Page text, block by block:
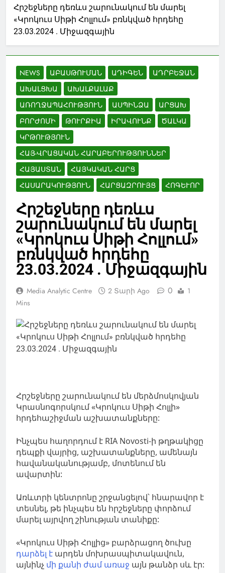
Հրշեջները դեռևս շարունակում են մարել
«Կրոկուս Սիթի Հոլլում» բռնկված հրդեհը
23.03.2024 . Միջազգային
NEWS ԱԲԱՍԹՈՒՄԱՆ ԱԴԻԳԵՆ
ԱԴՐԲԵՋԱՆ
ԱԽԱԼՑԽԱ
ԱԽԱԼՔԱԼԱՔ
ԱՌՈՂՋԱՊԱՀՈՒԹՅՈՒՆ
ԱՍՊԻՆՁԱ
ԱՐՑԱԽ
ԲՈՐԺՈՄԻ
ԹՈՒՐՔԻԱ ԻՐԱՎՈՒՆՔ
ԾԱԼԿԱ
ԿՐԹՈՒԹՅՈՒՆ
ՀԱՅ-ՎՐԱՑԱԿԱՆ ՀԱՐԱԲԵՐՈՒԹՅՈՒՆՆԵՐ
ՀԱՅԱՍՏԱՆ
ՀԱՅԿԱԿԱՆ ՀԱՐՑ
ՀԱՍԱՐԱԿՈՒԹՅՈՒՆ
ՀԱՐՑԱԶՐՈՒՅՑ ՀՈԳԵՒՈՐ
Հրշեջները դեռևս
շարունակում են մարել
«Կրոկուս Սիթի Հոլլում»
բռնկված հրդեհը
23.03.2024 . Միջազգային
Media Analytic Centre 2 Տարի Ago 0
1
Mins
Հրշեջները շարունակում են մերձմոսկովյան
Կրասնոգորսկում «Կրոկուս Սիթի Հոլլի»
հրդեհաշիջման աշխատանքները:
Ինչպես հաղորդում է RIA Novosti-ի թղթակիցը
դեպքի վայրից, աշխատանքները, ամենայն
հավանականությամբ, մոտենում են
ավարտին:
Առևտրի կենտրոնը շրջանցելով՝ հնարավոր է
տեսնել, թե ինչպես են հրշեջները փորձում
մարել այրվող շինության տանիքը:
«Կրոկուս Սիթի Հոլլից» բարձրացող ծուխը
դարձել է արդեն մոխրասպիտակավուն,
այնինչ մի քանի ժամ առաջ այն թանձր սև էր: